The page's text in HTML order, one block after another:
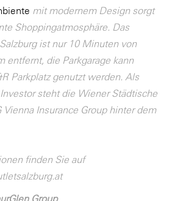
mit modernem Design sorgt
Shoppingatmosphäre. Das
ist nur 10 Minuten von
entfernt, die Parkgarage kann
Parkplatz genutzt werden. Als
steht die Wiener Städtische
Vienna Insurance Group hinter dem
finden Sie auf
Group